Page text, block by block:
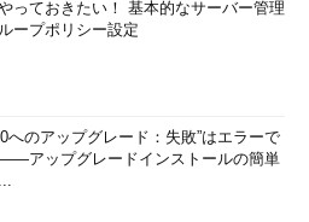
っておきたい！ 基本的なサーバー管理
ープポリシー設定
へのアップグレード：失敗”はエラーで
アップグレードインストールの簡単